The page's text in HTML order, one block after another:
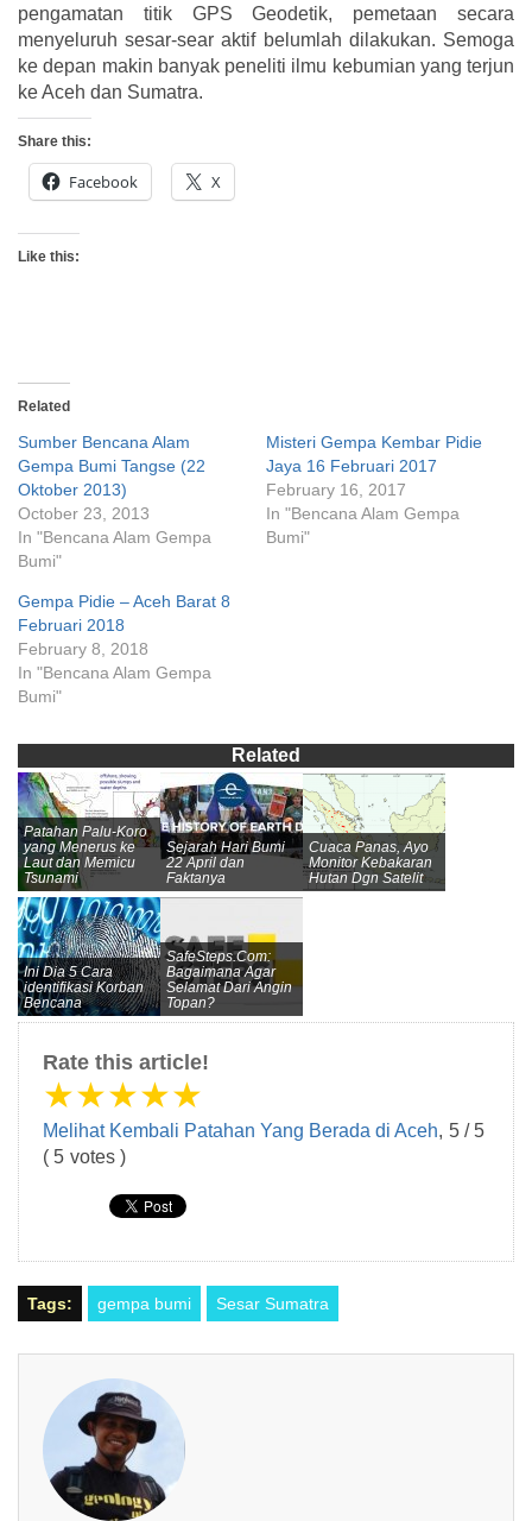
pengamatan titik GPS Geodetik, pemetaan secara
menyeluruh sesar-sear aktif belumlah dilakukan. Semoga
ke depan makin banyak peneliti ilmu kebumian yang terjun
ke Aceh dan Sumatra.
Share this:
Facebook X
Like this:
Related
Sumber Bencana Alam
Gempa Bumi Tangse (22
Oktober 2013)
October 23, 2013
In "Bencana Alam Gempa
Bumi"
Misteri Gempa Kembar Pidie
Jaya 16 Februari 2017
February 16, 2017
In "Bencana Alam Gempa
Bumi"
Gempa Pidie – Aceh Barat 8
Februari 2018
February 8, 2018
In "Bencana Alam Gempa
Bumi"
Related
Patahan Palu-Koro
yang Menerus ke
Laut dan Memicu
Tsunami
Sejarah Hari Bumi
22 April dan
Faktanya
Cuaca Panas, Ayo
Monitor Kebakaran
Hutan Dgn Satelit
Ini Dia 5 Cara
identifikasi Korban
Bencana
SafeSteps.Com:
Bagaimana Agar
Selamat Dari Angin
Topan?
Rate this article!
★★★★★
Melihat Kembali Patahan Yang Berada di Aceh, 5 / 5
( 5 votes )
Tags: gempa bumi Sesar Sumatra